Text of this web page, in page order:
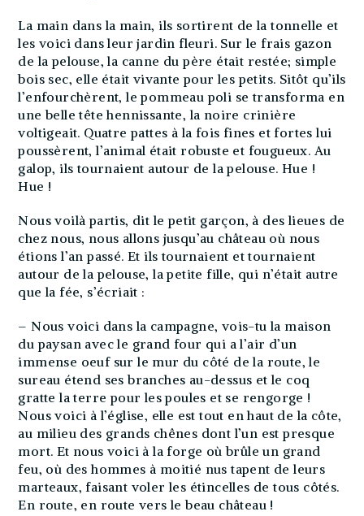
La main dans la main, ils sortirent de la tonnelle et
les voici dans leur jardin fleuri. Sur le frais gazon
de la pelouse, la canne du père était restée; simple
bois sec, elle était vivante pour les petits. Sitôt qu’ils
l’enfourchèrent, le pommeau poli se transforma en
une belle tête hennissante, la noire crinière
voltigeait. Quatre pattes à la fois fines et fortes lui
poussèrent, l’animal était robuste et fougueux. Au
galop, ils tournaient autour de la pelouse. Hue !
Hue !
Nous voilà partis, dit le petit garçon, à des lieues de
chez nous, nous allons jusqu’au château où nous
étions l’an passé. Et ils tournaient et tournaient
autour de la pelouse, la petite fille, qui n’était autre
que la fée, s’écriait :
– Nous voici dans la campagne, vois-tu la maison
du paysan avec le grand four qui a l’air d’un
immense oeuf sur le mur du côté de la route, le
sureau étend ses branches au-dessus et le coq
gratte la terre pour les poules et se rengorge !
Nous voici à l’église, elle est tout en haut de la côte,
au milieu des grands chênes dont l’un est presque
mort. Et nous voici à la forge où brûle un grand
feu, où des hommes à moitié nus tapent de leurs
marteaux, faisant voler les étincelles de tous côtés.
En route, en route vers le beau château !